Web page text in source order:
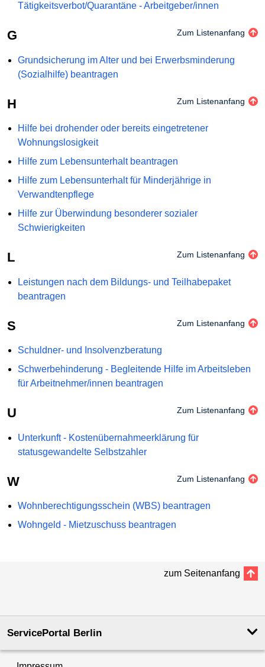
Tätigkeitsverbot/Quarantäne - Arbeitgeber/innen
G Zum Listenanfang
Grundsicherung im Alter und bei Erwerbsminderung
(Sozialhilfe) beantragen
H Zum Listenanfang
Hilfe bei drohender oder bereits eingetretener
Wohnungslosigkeit
Hilfe zum Lebensunterhalt beantragen
Hilfe zum Lebensunterhalt für Minderjährige in
Verwandtenpflege
Hilfe zur Überwindung besonderer sozialer
Schwierigkeiten
L Zum Listenanfang
Leistungen nach dem Bildungs- und Teilhabepaket
beantragen
S Zum Listenanfang
Schuldner- und Insolvenzberatung
Schwerbehinderung - Begleitende Hilfe im Arbeitsleben
für Arbeitnehmer/innen beantragen
U Zum Listenanfang
Unterkunft - Kostenübernahmeerklärung für
statusgewandelte Selbstzahler
W Zum Listenanfang
Wohnberechtigungsschein (WBS) beantragen
Wohngeld - Mietzuschuss beantragen
zum Seitenanfang
ServicePortal Berlin